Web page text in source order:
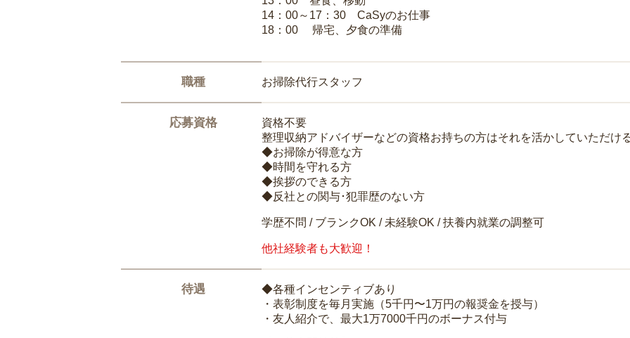
14：00～17：30 CaSyのお仕事
18：00 帰宅、夕食の準備
職種 お掃除代行スタッフ
応募資格
資格不要
整理収納アドバイザーなどの資格お持ちの方はそれを活かしていただけ
◆お掃除が得意な方
◆時間を守れる方
◆挨拶のできる方
◆反社との関与･犯罪歴のない方
学歴不問 / ブランクOK / 未経験OK / 扶養内就業の調整可
他社経験者も大歓迎！
待遇
◆各種インセンティブあり
・表彰制度を毎月実施（5千円〜1万円の報奨金を授与）
・友人紹介で、最大1万7000千円のボーナス付与